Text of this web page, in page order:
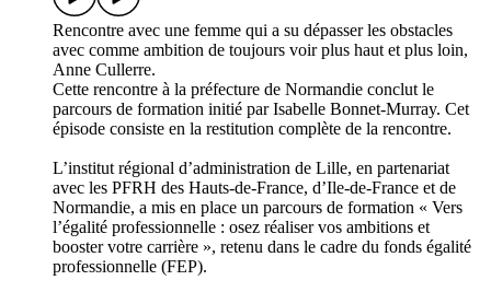
Rencontre avec une femme qui a su dépasser les obstacles
avec comme ambition de toujours voir plus haut et plus loin,
Anne Cullerre.
Cette rencontre à la préfecture de Normandie conclut le
parcours de formation initié par Isabelle Bonnet-Murray. Cet
épisode consiste en la restitution complète de la rencontre.
L’institut régional d’administration de Lille, en partenariat
avec les PFRH des Hauts-de-France, d’Ile-de-France et de
Normandie, a mis en place un parcours de formation « Vers
l’égalité professionnelle : osez réaliser vos ambitions et
booster votre carrière », retenu dans le cadre du fonds égalité
professionnelle (FEP).